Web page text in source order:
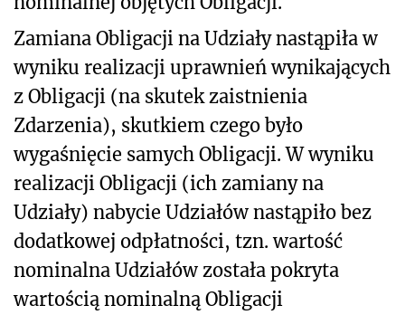
Zamiana Obligacji na Udziały nastąpiła w
wyniku realizacji uprawnień wynikających
z Obligacji (na skutek zaistnienia
Zdarzenia), skutkiem czego było
wygaśnięcie samych Obligacji. W wyniku
realizacji Obligacji (ich zamiany na
Udziały) nabycie Udziałów nastąpiło bez
dodatkowej odpłatności, tzn. wartość
nominalna Udziałów została pokryta
wartością nominalną Obligacji